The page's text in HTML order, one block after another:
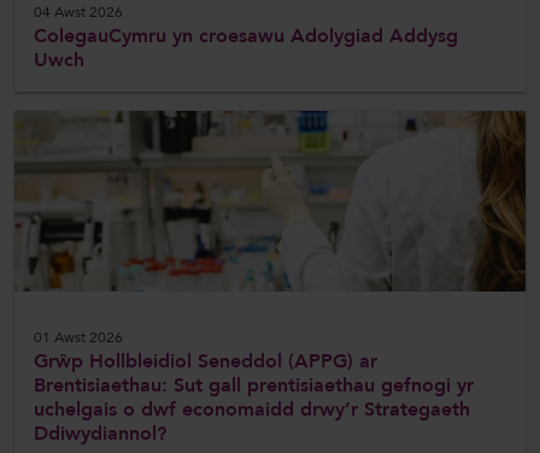
04 Awst 2026
ColegauCymru yn croesawu Adolygiad Addysg
Uwch
01 Awst 2026
Grŵp Hollbleidiol Seneddol (APPG) ar
Brentisiaethau: Sut gall prentisiaethau gefnogi yr
uchelgais o dwf economaidd drwy’r Strategaeth
Ddiwydiannol?